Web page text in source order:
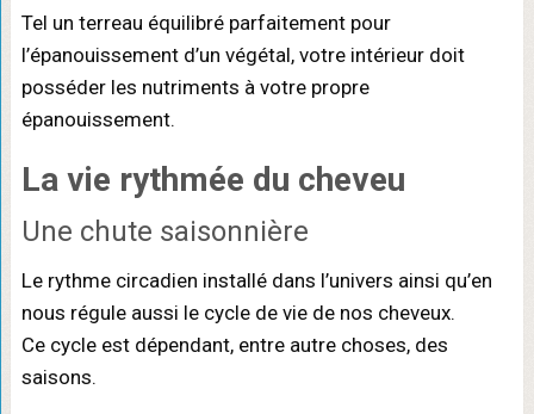
Tel un terreau équilibré parfaitement pour
l’épanouissement d’un végétal, votre intérieur doit
posséder les nutriments à votre propre
épanouissement.
La vie rythmée du cheveu
Une chute saisonnière
Le rythme circadien installé dans l’univers ainsi qu’en
nous régule aussi le cycle de vie de nos cheveux.
Ce cycle est dépendant, entre autre choses, des
saisons.